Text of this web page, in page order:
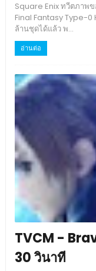
Square Enix ทวีตภาพ
Final Fantasy Type-0
ล้านชุดได้แล้ว พ...
อ่านต่อ
TVCM -
30 วินาที